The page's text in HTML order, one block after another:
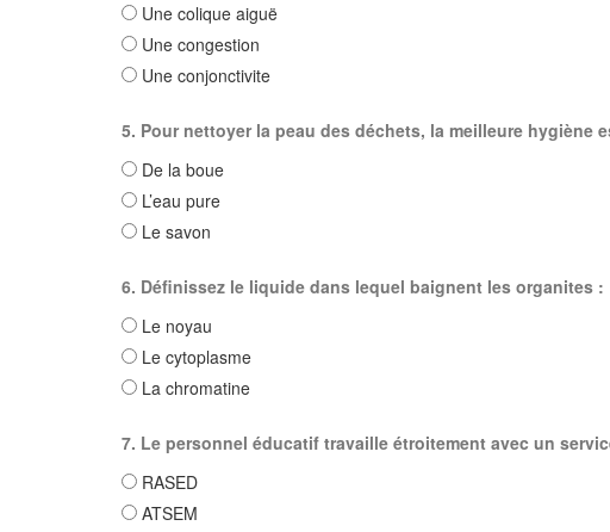
Une colique aiguë
Une congestion
Une conjonctivite
5. Pour nettoyer la peau des déchets, la meilleure hygiène
De la boue
L’eau pure
Le savon
6. Définissez le liquide dans lequel baignent les organites :
Le noyau
Le cytoplasme
La chromatine
7. Le personnel éducatif travaille étroitement avec un
RASED
ATSEM